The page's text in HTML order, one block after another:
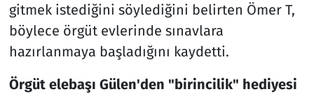
gitmek istediğini söylediğini belirten Ömer T,
böylece örgüt evlerinde sınavlara
hazırlanmaya başladığını kaydetti.
Örgüt elebaşı Gülen'den "birincilik" hediyesi